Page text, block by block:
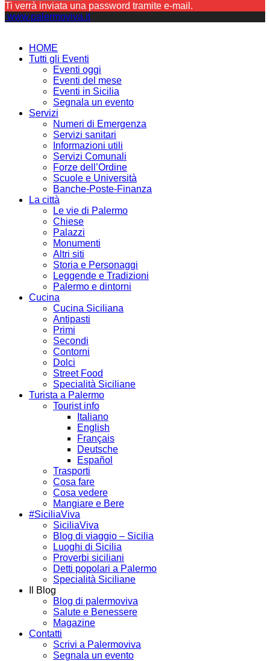
Ti verrà inviata una password tramite e-mail.
www.palermoviva.it
HOME
Tutti gli Eventi
Eventi oggi
Eventi del mese
Eventi in Sicilia
Segnala un evento
Servizi
Numeri di Emergenza
Servizi sanitari
Informazioni utili
Servizi Comunali
Forze dell’Ordine
Scuole e Università
Banche-Poste-Finanza
La città
Le vie di Palermo
Chiese
Palazzi
Monumenti
Altri siti
Storia e Personaggi
Leggende e Tradizioni
Palermo e dintorni
Cucina
Cucina Siciliana
Antipasti
Primi
Secondi
Contorni
Dolci
Street Food
Specialità Siciliane
Turista a Palermo
Tourist info
Italiano
English
Français
Deutsche
Español
Trasporti
Cosa fare
Cosa vedere
Mangiare e Bere
#SiciliaViva
SiciliaViva
Blog di viaggio – Sicilia
Luoghi di Sicilia
Proverbi siciliani
Detti popolari a Palermo
Specialità Siciliane
Il Blog
Blog di palermoviva
Salute e Benessere
Magazine
Contatti
Scrivi a Palermoviva
Segnala un evento